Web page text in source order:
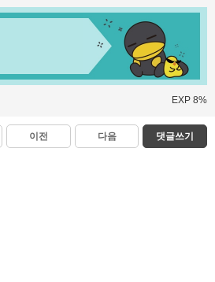
EXP 8%
이전 다음 댓글쓰기